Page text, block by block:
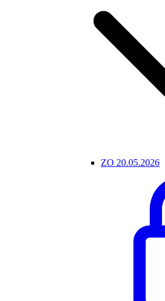
ZO 20.05.2026